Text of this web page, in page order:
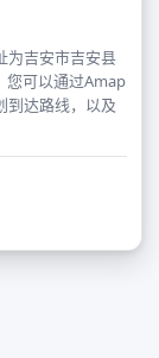
为吉安市吉安县
您可以通过Amap
到达路线，以及